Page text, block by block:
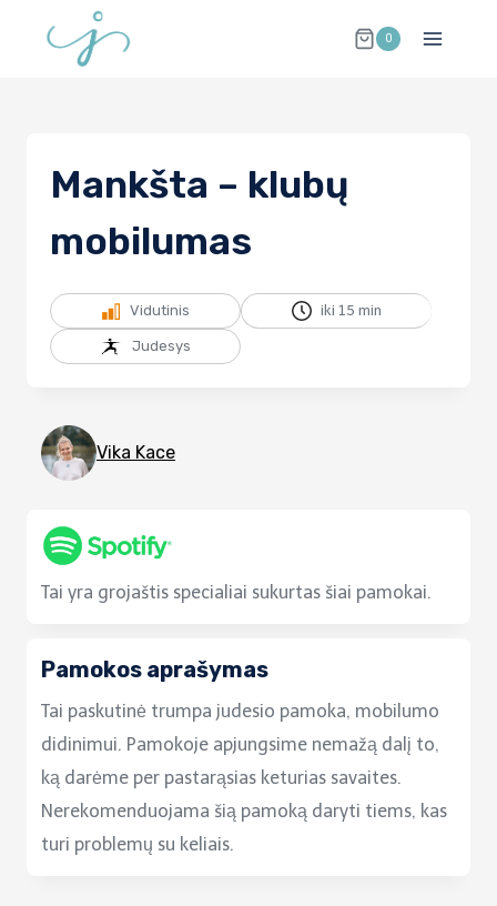
0
Mankšta – klubų
mobilumas
Vidutinis iki 15 min
Judesys
Vika Kace
Tai yra grojaštis specialiai sukurtas šiai pamokai.
Pamokos aprašymas
Tai paskutinė trumpa judesio pamoka, mobilumo
didinimui. Pamokoje apjungsime nemažą dalį to,
ką darėme per pastarąsias keturias savaites.
Nerekomenduojama šią pamoką daryti tiems, kas
turi problemų su keliais.